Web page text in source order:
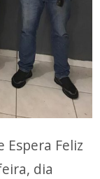
Espera Feliz
dia